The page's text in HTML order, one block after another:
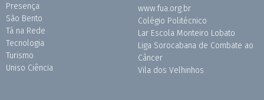
Presença
São Bento
Tá na Rede
Tecnologia
Turismo
Uniso Ciência
www.fua.org.br
Colégio Politécnico
Lar Escola Monteiro Lobato
Liga Sorocabana de Combate ao
Câncer
Vila dos Velhinhos